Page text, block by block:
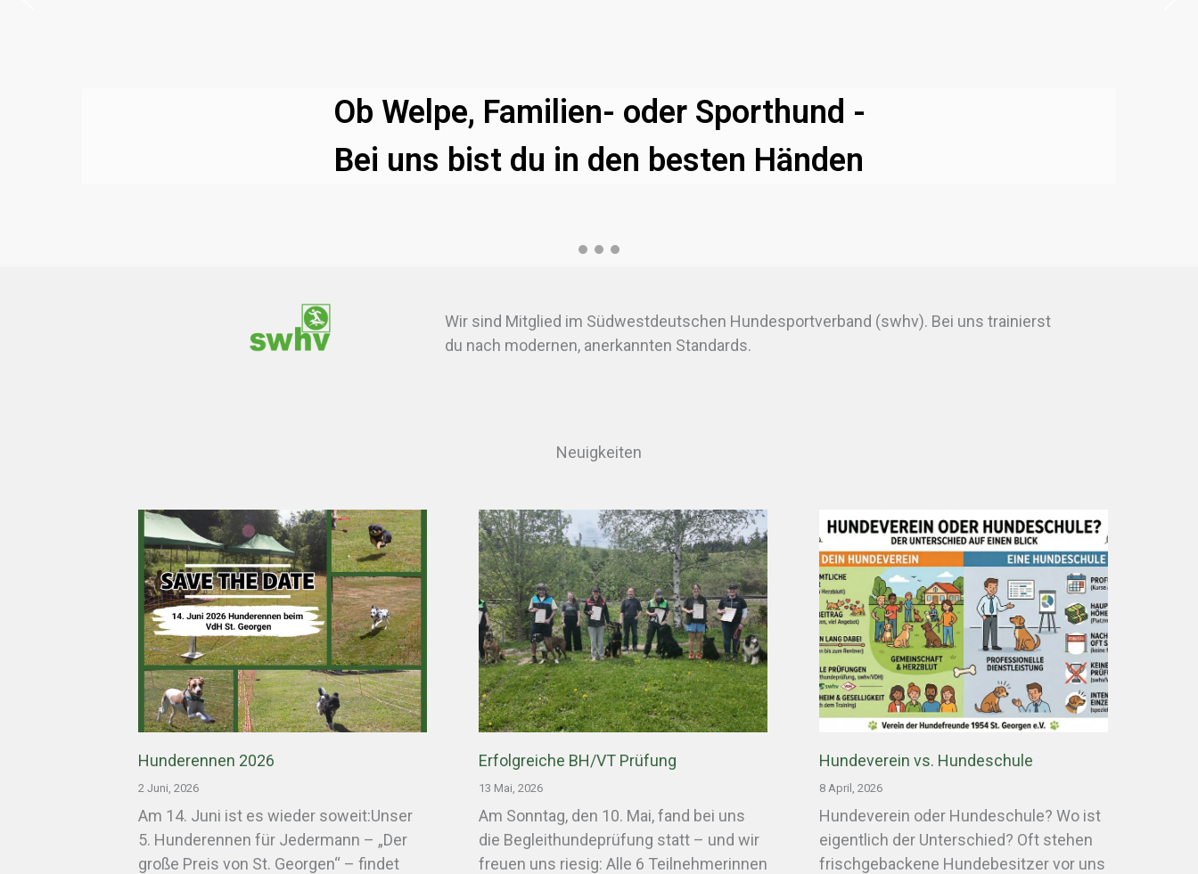
Ob Welpe, Familien- oder Sporthund -
Bei uns bist du in den besten Händen
Wir sind Mitglied im Südwestdeutschen Hundesportverband (swhv). Bei uns trainierst
du nach modernen, anerkannten Standards.
Neuigkeiten
Hunderennen 2026
2 Juni, 2026
Am 14. Juni ist es wieder soweit:Unser
5. Hunderennen für Jedermann – „Der
große Preis von St. Georgen“ – findet
Erfolgreiche BH/VT Prüfung
13 Mai, 2026
Am Sonntag, den 10. Mai, fand bei uns
die Begleithundeprüfung statt – und wir
freuen uns riesig: Alle 6 Teilnehmerinnen
Hundeverein vs. Hundeschule
8 April, 2026
Hundeverein oder Hundeschule? Wo ist
eigentlich der Unterschied? Oft stehen
frischgebackene Hundebesitzer vor uns